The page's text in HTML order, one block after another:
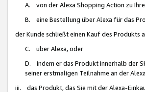
A. von der Alexa Shopping Action zu
B. eine Bestellung über Alexa für das
der Kunde schließt einen Kauf des
C. über Alexa, oder
D. indem er das Produkt innerhalb der
seiner erstmaligen Teilnahme an der
iii. das Produkt, das Sie mit der Alexa-